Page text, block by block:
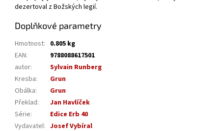
dezertoval z Božských legií.
Doplňkové parametry
Hmotnost: 0.805 kg
EAN:
9788088617501
autor:
Sylvain Runberg
Kresba:
Grun
Obálka:
Grun
Překlad:
Jan Havlíček
Série:
Edice Erb 40
Vydavatel: Josef Vybíral